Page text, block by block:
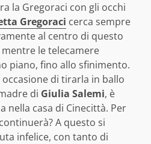
la Gregoraci con gli occhi
Gregoraci cerca sempre
al centro di questo
le telecamere
piano, fino allo sfinimento.
di tirarla in ballo
di Giulia Salemi, è
nella casa di Cinecittà. Per
A questo si
infelice, con tanto di